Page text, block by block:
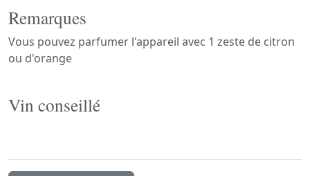
Remarques
Vous pouvez parfumer l'appareil avec 1 zeste de citron
ou d'orange
Vin conseillé